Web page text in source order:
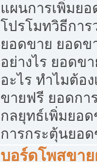
แผนการเพิ่มย
โปรโมทวิธีการ
ยอดขาย ยอดข
อย่างไร ยอดข
อะไร ทำไมต้อ
ขายฟรี ยอดกา
กลยุทธ์เพิ่มยอ
การกระตุ้นยอ
บอร์ดโพสขา